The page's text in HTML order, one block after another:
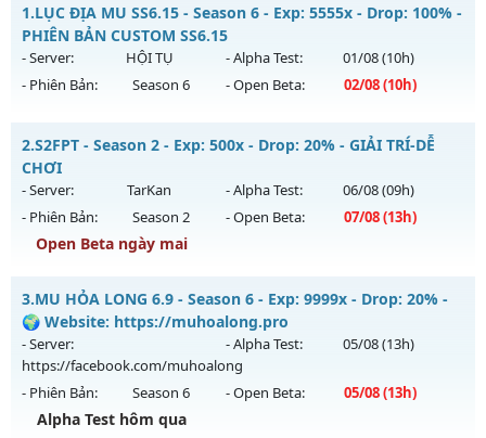
1.LỤC ĐỊA MU SS6.15 - Season 6 - Exp: 5555x - Drop: 100% -
PHIÊN BẢN CUSTOM SS6.15
- Server: HỘI TỤ - Alpha Test: 01/08(10h)
- Phiên Bản:
Season 6 - Open Beta: 02/08(10h)
LỤC ĐỊA MU SS6.15 - PHIÊN BẢN CUSTOM SS6.15
Mu mới ra tháng 08 2026 - Mở máy chủ
ngày 02/08/2626
Exp: 5555x - Drop: 100%
Kiểu reset: Reset In Game
Thể loại: Mu Custom thêm đồ mới
Antihack: SPK
2.S2FPT - Season 2 - Exp: 500x - Drop: 20% - GIẢI TRÍ-DỄ
CHƠI
- Server: TarKan - Alpha Test: 06/08(09h)
- Phiên Bản:
Season 2 - Open Beta: 07/08(13h)
Open Beta ngày mai
S2FPT - GIẢI TRÍ-DỄ CHƠI
Mu mới ra tháng 08 2026 - Mở máy chủ
ngày 07/08/2626
Exp: 500x - Drop: 20%
3.MU HỎA LONG 6.9 - Season 6 - Exp: 9999x - Drop: 20% -
🌍 Website: https://muhoalong.pro
- Server:
https://facebook.com/muhoalong
- Alpha Test: 05/08(13h)
- Phiên Bản: Season 6 - Open Beta: 05/08(13h)
Alpha Test hôm qua